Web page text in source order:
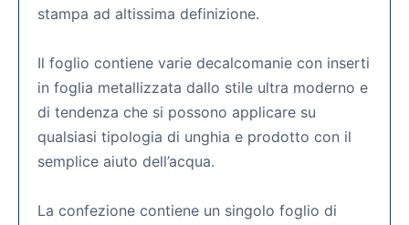
stampa ad altissima definizione.
Il foglio contiene varie decalcomanie con inserti
in foglia metallizzata dallo stile ultra moderno e
di tendenza che si possono applicare su
qualsiasi tipologia di unghia e prodotto con il
semplice aiuto dell’acqua.
La confezione contiene un singolo foglio di